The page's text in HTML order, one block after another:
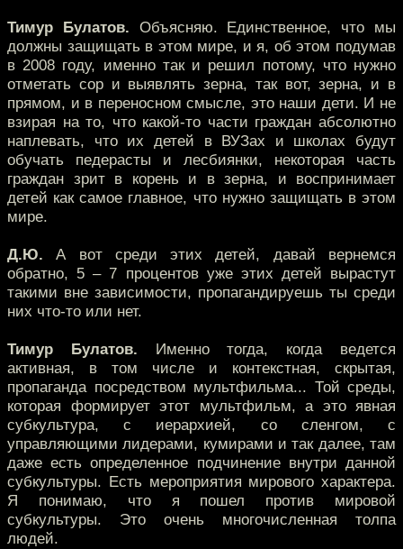
Тимур Булатов. Объясняю. Единственное, что мы
должны защищать в этом мире, и я, об этом подумав
в 2008 году, именно так и решил потому, что нужно
отметать сор и выявлять зерна, так вот, зерна, и в
прямом, и в переносном смысле, это наши дети. И не
взирая на то, что какой-то части граждан абсолютно
наплевать, что их детей в ВУЗах и школах будут
обучать педерасты и лесбиянки, некоторая часть
граждан зрит в корень и в зерна, и воспринимает
детей как самое главное, что нужно защищать в этом
мире.
Д.Ю. А вот среди этих детей, давай вернемся
обратно, 5 – 7 процентов уже этих детей вырастут
такими вне зависимости, пропагандируешь ты среди
них что-то или нет.
Тимур Булатов. Именно тогда, когда ведется
активная, в том числе и контекстная, скрытая,
пропаганда посредством мультфильма... Той среды,
которая формирует этот мультфильм, а это явная
субкультура, с иерархией, со сленгом, с
управляющими лидерами, кумирами и так далее, там
даже есть определенное подчинение внутри данной
субкультуры. Есть мероприятия мирового характера.
Я понимаю, что я пошел против мировой
субкультуры. Это очень многочисленная толпа
людей.